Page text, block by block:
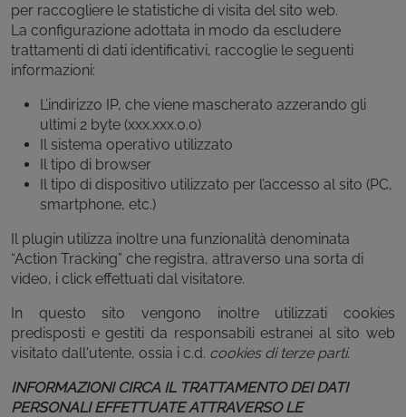
per raccogliere le statistiche di visita del sito web.
La configurazione adottata in modo da escludere
trattamenti di dati identificativi, raccoglie le seguenti
informazioni:
L’indirizzo IP, che viene mascherato azzerando gli
ultimi 2 byte (xxx.xxx.0.0)
Il sistema operativo utilizzato
Il tipo di browser
Il tipo di dispositivo utilizzato per l’accesso al sito (PC,
smartphone, etc.)
Il plugin utilizza inoltre una funzionalità denominata
“Action Tracking” che registra, attraverso una sorta di
video, i click effettuati dal visitatore.
In questo sito vengono inoltre utilizzati cookies
predisposti e gestiti da responsabili estranei al sito web
visitato dall'utente, ossia i c.d. cookies di terze parti.
INFORMAZIONI CIRCA IL TRATTAMENTO DEI DATI
PERSONALI EFFETTUATE ATTRAVERSO LE